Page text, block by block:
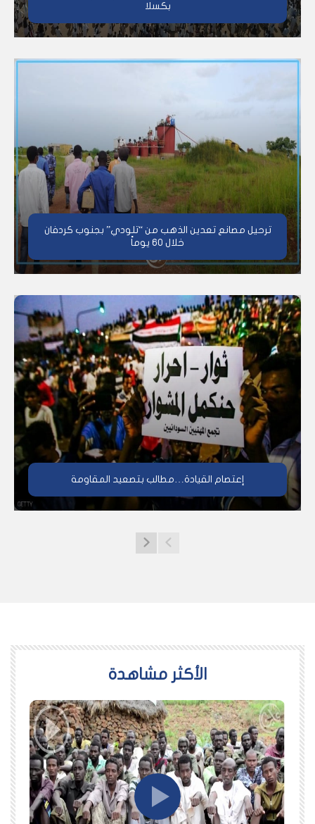
بكسلا
ترحيل مصانع تعدين الذهب من “تلودي” بجنوب كردفان
خلال 60 يوماً
إعتصام القيادة…مطالب بتصعيد المقاومة
اﻷكثر مشاهدة